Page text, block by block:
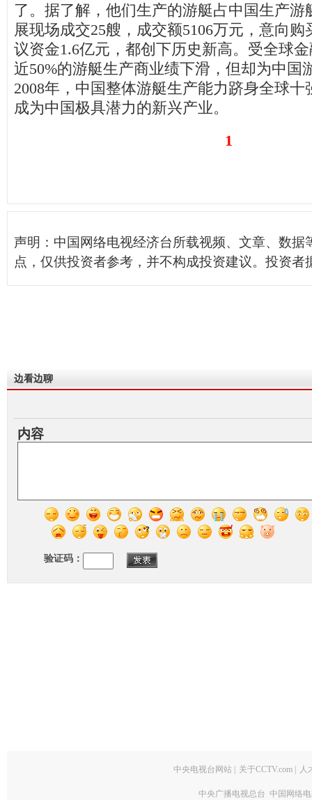
了。据了解，他们生产的游艇占中国生产游
展现场成交25艘，成交额5106万元，意向购
议资金1.6亿元，都创下历史新高。受全球
近50%的游艇生产商业绩下滑，但却为中国
2008年，中国整体游艇生产能力跻身全球
成为中国极具潜力的新兴产业。
1
声明：中国网络电视经济台所载视频、文章、数据
点，仅供投资者参考，并不构成投资建议。投资者
边看边聊
内容
验证码：
中央电视台网站 关于CCTV.com 人
中央广播电视总台 中国网络